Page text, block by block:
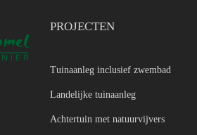
PROJECTEN
Tuinaanleg inclusief zwembad
Landelijke tuinaanleg
Achtertuin met natuurvijvers